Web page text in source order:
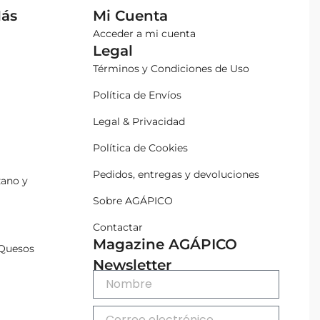
y
Mi Cuenta
Acceder a mi cuenta
Legal
Términos y Condiciones de Uso
Política de Envíos
Legal & Privacidad
Política de Cookies
Pedidos, entregas y devoluciones
Sobre AGÁPICO
Contactar
Magazine AGÁPICO
Newsletter